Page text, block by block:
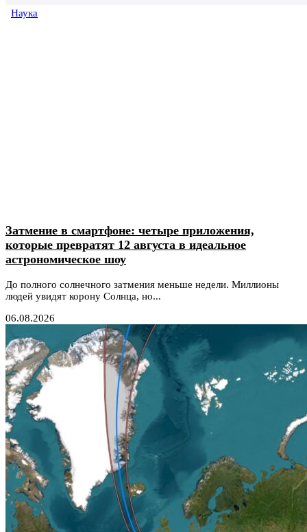
Наука
Затмение в смартфоне: четыре приложения,
которые превратят 12 августа в идеальное
астрономическое шоу
До полного солнечного затмения меньше недели. Миллионы
людей увидят корону Солнца, но...
06.08.2026